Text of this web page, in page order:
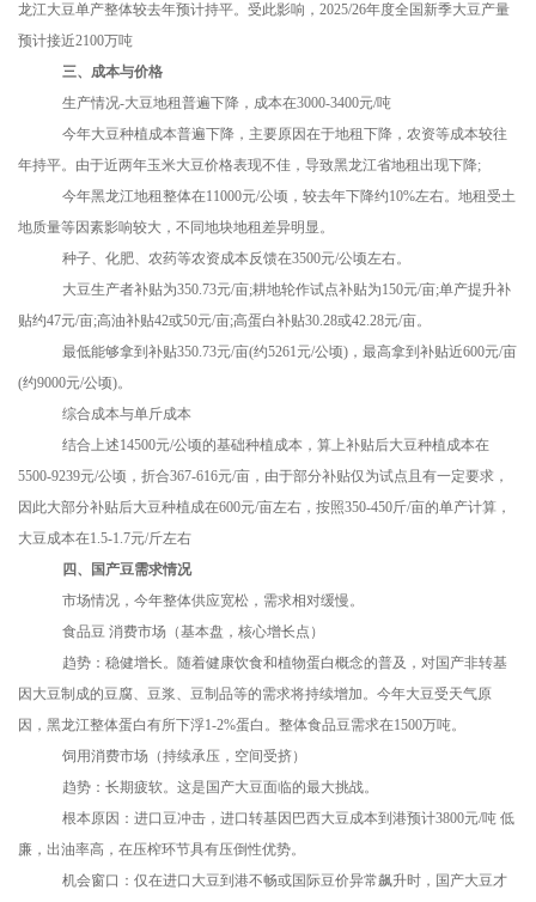
龙江大豆单产整体较去年预计持平。受此影响，2025/26年度全国新季大豆产量
预计接近2100万吨
三、成本与价格
生产情况-大豆地租普遍下降，成本在3000-3400元/吨
今年大豆种植成本普遍下降，主要原因在于地租下降，农资等成本较往
年持平。由于近两年玉米大豆价格表现不佳，导致黑龙江省地租出现下降;
今年黑龙江地租整体在11000元/公顷，较去年下降约10%左右。地租受土
地质量等因素影响较大，不同地块地租差异明显。
种子、化肥、农药等农资成本反馈在3500元/公顷左右。
大豆生产者补贴为350.73元/亩;耕地轮作试点补贴为150元/亩;单产提升补
贴约47元/亩;高油补贴42或50元/亩;高蛋白补贴30.28或42.28元/亩。
最低能够拿到补贴350.73元/亩(约5261元/公顷)，最高拿到补贴近600元/亩
(约9000元/公顷)。
综合成本与单斤成本
结合上述14500元/公顷的基础种植成本，算上补贴后大豆种植成本在
5500-9239元/公顷，折合367-616元/亩，由于部分补贴仅为试点且有一定要求，
因此大部分补贴后大豆种植成在600元/亩左右，按照350-450斤/亩的单产计算，
大豆成本在1.5-1.7元/斤左右
四、国产豆需求情况
市场情况，今年整体供应宽松，需求相对缓慢。
食品豆 消费市场（基本盘，核心增长点）
趋势：稳健增长。随着健康饮食和植物蛋白概念的普及，对国产非转基
因大豆制成的豆腐、豆浆、豆制品等的需求将持续增加。今年大豆受天气原
因，黑龙江整体蛋白有所下浮1-2%蛋白。整体食品豆需求在1500万吨。
饲用消费市场（持续承压，空间受挤）
趋势：长期疲软。这是国产大豆面临的最大挑战。
根本原因：进口豆冲击，进口转基因巴西大豆成本到港预计3800元/吨 低
廉，出油率高，在压榨环节具有压倒性优势。
机会窗口：仅在进口大豆到港不畅或国际豆价异常飙升时，国产大豆才